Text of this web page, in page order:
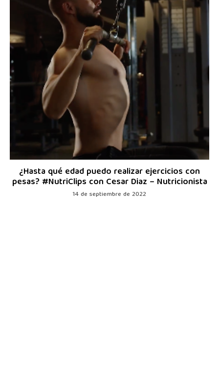
¿Hasta qué edad puedo realizar ejercicios con
pesas? #NutriClips con Cesar Diaz – Nutricionista
14 de septiembre de 2022